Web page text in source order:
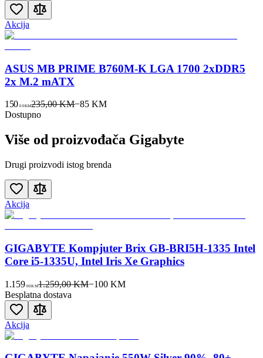
Akcija
ASUS MB PRIME B760M-K LGA 1700 2xDDR5
2x M.2 mATX
150 00KM235,00 KM−85 KM
Dostupno
Više od proizvođača Gigabyte
Drugi proizvodi istog brenda
Akcija
GIGABYTE Kompjuter Brix GB-BRI5H-1335 Intel
Core i5-1335U, Intel Iris Xe Graphics
1.159 00KM1.259,00 KM−100KM
Besplatna dostava
Akcija